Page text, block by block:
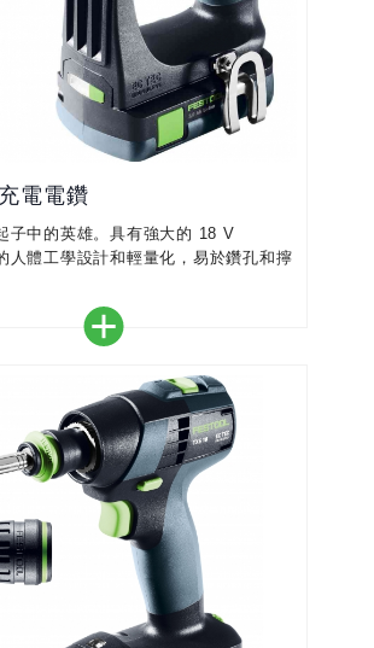
電電鑽
子中的英雄。具有強大的 18 V
人體工學設計和輕量化，易於鑽孔和擰
設計，即使在狹窄的空間內也能輕鬆工
性的動力傳輸和更靈敏的工作
接口，無需工具即可快速轉換為鑽
度鑽孔和角度擰緊
應用的眾多配件。目前 18 V 螺絲起子
與 CX...